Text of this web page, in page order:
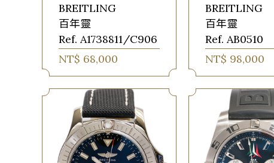
BREITLING
百年靈
Ref. A1738811/C906
NT$ 68,000
BREITLING
百年靈
Ref. AB0510
NT$ 98,000